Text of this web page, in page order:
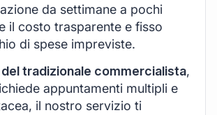
da settimane a pochi
il costo trasparente e fisso
di spese impreviste.
tradizionale commercialista,
appuntamenti multipli e
il nostro servizio ti